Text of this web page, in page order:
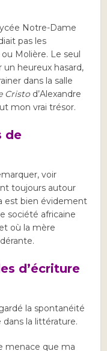
Notre-Dame
pas les
Molière. Le seul
un heureux hasard,
dans la salle
Cristod’Alexandre
mon vrai trésor.
de
voir
toujours autour
est bien évidement
société africaine
où la mère
d’écriture
la spontanéité
la littérature.
menace que ma